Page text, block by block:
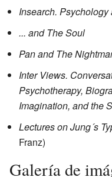
Insearch.
... and The Soul
Pan and The
Inter Views.
Psychotherapy,
Imagination, and the
Lectures on Jung´s
Franz)
Galería de